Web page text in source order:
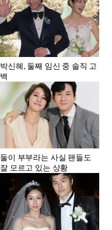
박신혜, 둘째 임신 중 솔직 고
백
둘이 부부라는 사실 팬들도
잘 모르고 있는 상황